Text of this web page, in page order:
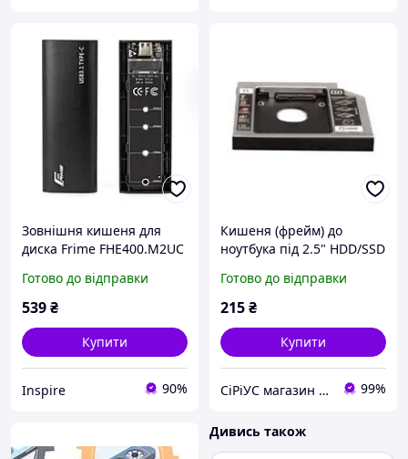
Зовнішня кишеня для
диска Frime FHE400.M2UC
3.2 Type-C
Готово до відправки
539₴
Купити
Inspire 90%
Кишеня (фрейм) до
ноутбука під 2.5" HDD/SSD
(FHDC127M) Frime
Готово до відправки
215₴
Купити
СiРiУС магазин комп'ютерной техніки 99%
Дивись також